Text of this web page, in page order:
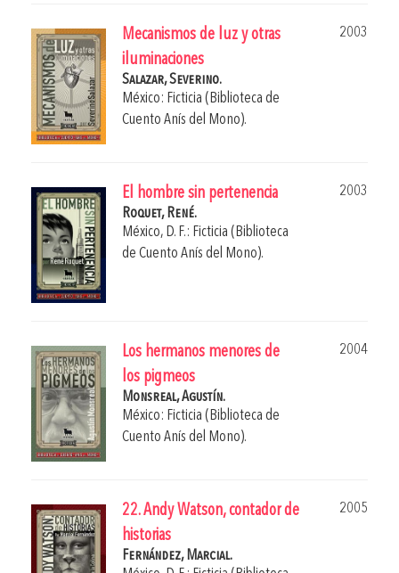
Mecanismos de luz y otras
iluminaciones
2003
Salazar, Severino.
México: Ficticia (Biblioteca de
Cuento Anís del Mono).
El hombre sin pertenencia
2003
Roquet, René.
México, D. F.: Ficticia (Biblioteca
de Cuento Anís del Mono).
Los hermanos menores de
los pigmeos
2004
Monsreal, Agustín.
México: Ficticia (Biblioteca de
Cuento Anís del Mono).
22. Andy Watson, contador de
historias
2005
Fernández, Marcial.